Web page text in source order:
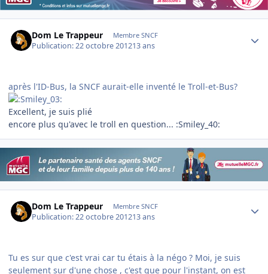
Dom Le Trappeur Membre SNCF
Publication:22 octobre 201213 ans
après l'ID-Bus, la SNCF aurait-elle inventé le Troll-et-Bus?
Excellent, je suis plié
encore plus qu'avec le troll en question... :Smiley_40:
Dom Le Trappeur Membre SNCF
Publication:22 octobre 201213 ans
Tu es sur que c'est vrai car tu étais à la négo ? Moi, je suis
seulement sur d'une chose , c'est que pour l'instant, on est